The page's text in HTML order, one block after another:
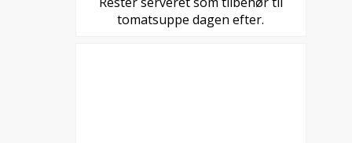
tomatsuppe dagen efter.